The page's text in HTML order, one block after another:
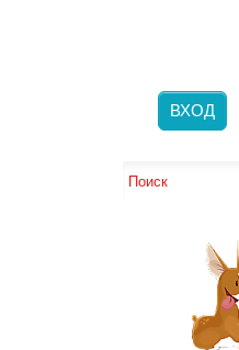
ВХОД